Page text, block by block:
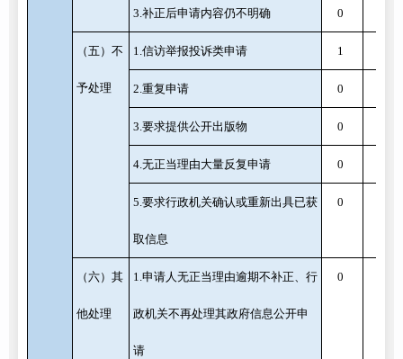
3.补正后申请内容仍不明确 0
（五）不
予处理
1.信访举报投诉类申请 1
2.重复申请 0
3.要求提供公开出版物 0
4.无正当理由大量反复申请 0
5.要求行政机关确认或重新出具已获
取信息
0
（六）其
他处理
1.申请人无正当理由逾期不补正、行
政机关不再处理其政府信息公开申
请
0